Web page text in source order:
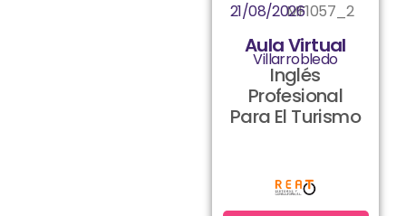
MF1057_2
21/08/2026
Aula Virtual
Villarrobledo
Inglés
Profesional
Para El Turismo